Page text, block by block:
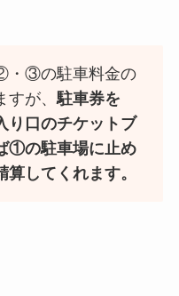
・③の駐車料金の
すが、駐車券を
り口のチケットブ
①の駐車場に止め
してくれます。